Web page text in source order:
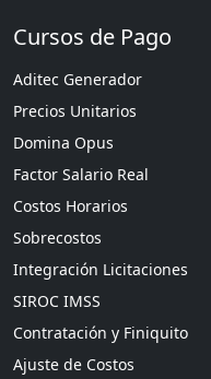
Cursos de Pago
Aditec Generador
Precios Unitarios
Domina Opus
Factor Salario Real
Costos Horarios
Sobrecostos
Integración Licitaciones
SIROC IMSS
Contratación y Finiquito
Ajuste de Costos